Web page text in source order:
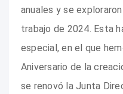
anuales y se
trabajo de 2024. Esta
especial, en el que
Aniversario de la
se renovó la Junta